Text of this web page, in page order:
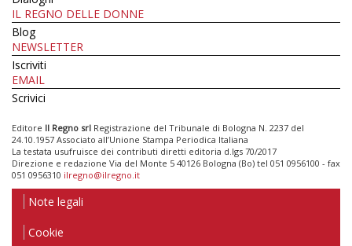
IL REGNO DELLE DONNE
Blog
NEWSLETTER
Iscriviti
EMAIL
Scrivici
Editore Il Regno srl Registrazione del Tribunale di Bologna N. 2237 del
24.10.1957 Associato all’Unione Stampa Periodica Italiana
La testata usufruisce dei contributi diretti editoria d.lgs 70/2017
Direzione e redazione Via del Monte 5 40126 Bologna (Bo) tel 051 0956100 - fax
051 0956310 ilregno@ilregno.it
Note legali
Cookie